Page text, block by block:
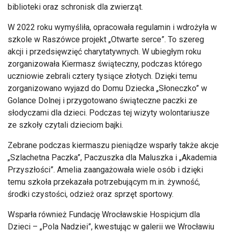
biblioteki oraz schronisk dla zwierząt.
W 2022 roku wymyśliła, opracowała regulamin i wdrożyła w
szkole w Raszówce projekt „Otwarte serce”. To szereg
akcji i przedsięwzięć charytatywnych. W ubiegłym roku
zorganizowała Kiermasz świąteczny, podczas którego
uczniowie zebrali cztery tysiące złotych. Dzięki temu
zorganizowano wyjazd do Domu Dziecka „Słoneczko” w
Golance Dolnej i przygotowano świąteczne paczki ze
słodyczami dla dzieci. Podczas tej wizyty wolontariusze
ze szkoły czytali dzieciom bajki.
Zebrane podczas kiermaszu pieniądze wsparły także akcje
„Szlachetna Paczka”, Paczuszka dla Maluszka i „Akademia
Przyszłości”. Amelia zaangażowała wiele osób i dzięki
temu szkoła przekazała potrzebującym m.in. żywność,
środki czystości, odzież oraz sprzęt sportowy.
Wsparła również Fundację Wrocławskie Hospicjum dla
Dzieci – „Pola Nadziei”, kwestując w galerii we Wrocławiu